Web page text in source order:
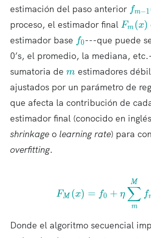
estimación del paso anterior f_
m
-
1
}
x
)
fm−1
proceso, el estimador final F
m
(
x
)
Fm (x)
estimador base f
0
f0---que puede
0’s, el promedio, la mediana,
sumatoria de m
m estimadores
ajustados por un parámetro de
que afecta la contribución de
estimador final (conocido en
shrinkage o learning rate) para
overfitting.
FM (x) = f0 + η
m
∑
M
f
Donde el algoritmo secuencial